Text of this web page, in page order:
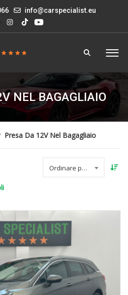
info@carspecialist.eu
NEL BAGAGLIAIO
Presa Da 12V Nel Bagagliaio
Ordinare per data